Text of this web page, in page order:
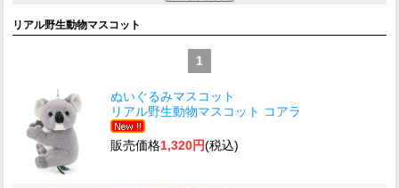
リアル野生動物マスコット
1
ぬいぐるみマスコット
リアル野生動物マスコット コアラ
販売価格1,320円(税込)